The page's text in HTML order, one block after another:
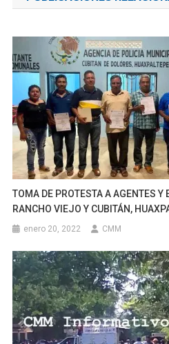
entradas
TOMA DE PROTESTA A AGENTES Y
RANCHO VIEJO Y CUBITÁN,
enero 20, 2022 CMM